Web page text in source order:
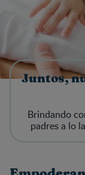
Juntos,
Brindando
padres a lo